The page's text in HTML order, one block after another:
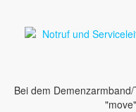
Bei dem